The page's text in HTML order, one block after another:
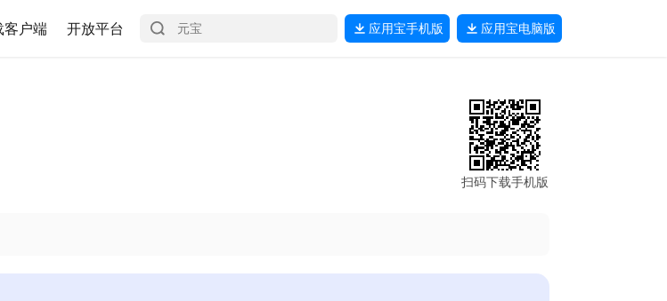
客户端 开放平台 应用宝手机版 应用宝电脑版
扫码下载手机版